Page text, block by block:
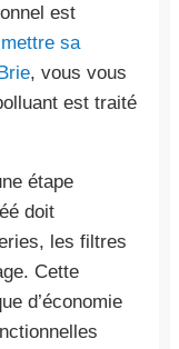
est
mettre sa
, vous vous
est traité
étape
doit
les filtres
Cette
d’économie